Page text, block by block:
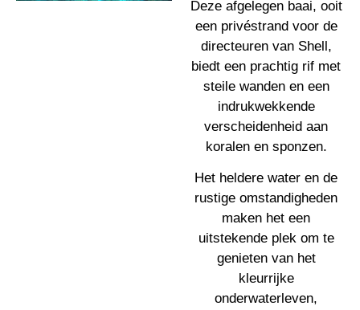
Deze afgelegen baai, ooit
een privéstrand voor de
directeuren van Shell,
biedt een prachtig rif met
steile wanden en een
indrukwekkende
verscheidenheid aan
koralen en sponzen.
Het heldere water en de
rustige omstandigheden
maken het een
uitstekende plek om te
genieten van het
kleurrijke
onderwaterleven,